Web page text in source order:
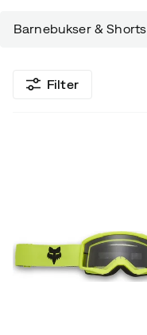
Barnebukser & Shorts
Filter